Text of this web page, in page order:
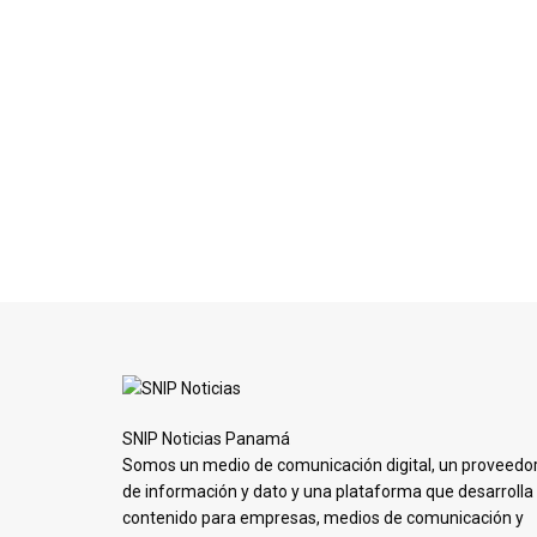
SNIP Noticias Panamá
Somos un medio de comunicación digital, un
de información y dato y una plataforma que desarrolla
contenido para empresas, medios de comunicación y